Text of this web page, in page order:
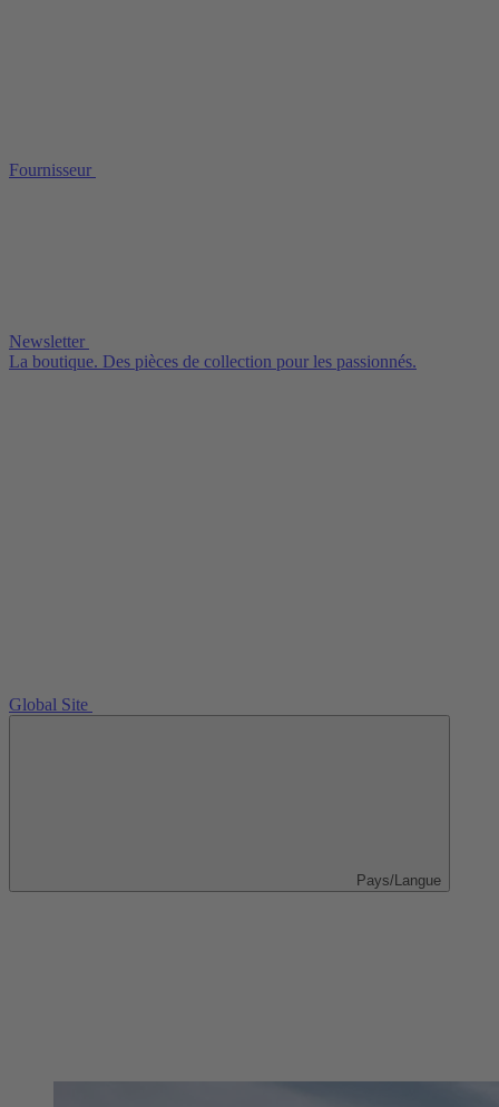
Fournisseur
Newsletter
La boutique. Des pièces de collection pour les passionnés.
Global Site
Pays/Langue